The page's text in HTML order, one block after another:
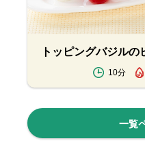
トッピングバジル
10分
一覧